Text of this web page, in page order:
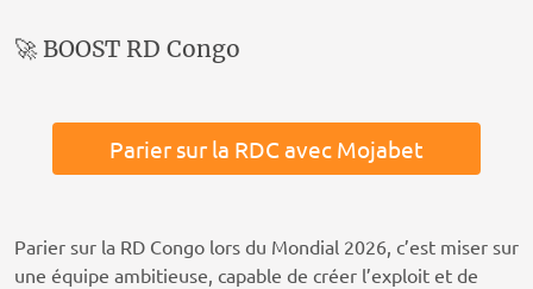
🚀 BOOST RD Congo
Parier sur la RDC avec Mojabet
Parier sur la RD Congo lors du Mondial 2026, c’est miser sur
une équipe ambitieuse, capable de créer l’exploit et de